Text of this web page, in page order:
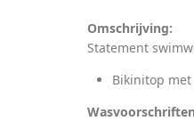
Omschrijving:
Statement
Bikinitop